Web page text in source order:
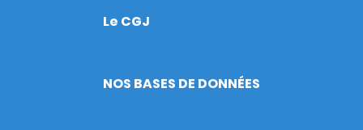
Footer
Le CGJ
NOS BASES DE DONNÉES